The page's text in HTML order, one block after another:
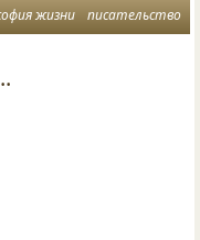
жизни писательство